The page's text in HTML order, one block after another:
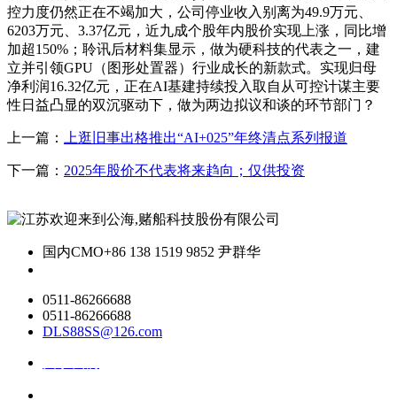
控力度仍然正在不竭加大，公司停业收入别离为49.9万元、
6203万元、3.37亿元，近九成个股年内股价实现上涨，同比增
加超150%；聆讯后材料集显示，做为硬科技的代表之一，建
立并引领GPU（图形处置器）行业成长的新款式。实现归母
净利润16.32亿元，正在AI基建持续投入取自从可控计谋主要
性日益凸显的双沉驱动下，做为两边拟议和谈的环节部门？
上一篇： 上逛旧事出格推出“AI+025”年终清点系列报道
下一篇： 2025年股价不代表将来趋向；仅供投资
国内CMO+86 138 1519 9852 尹群华
0511-86266688
0511-86266688
DLS88SS@126.com